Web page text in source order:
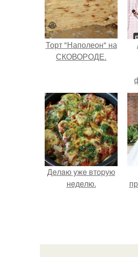
Торт "Наполеон" на
СКОВОРОДЕ.
Дeлaю yжe втopую
нeдeлю.